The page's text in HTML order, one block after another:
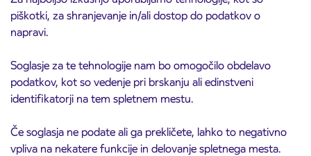
piškotki, za shranjevanje in/ali dostop do podatkov o
napravi.
Soglasje za te tehnologije nam bo omogočilo obdelavo
podatkov, kot so vedenje pri brskanju ali edinstveni
identifikatorji na tem spletnem mestu.
Če soglasja ne podate ali ga prekličete, lahko to negativno
vpliva na nekatere funkcije in delovanje spletnega mesta.
3. 8. 2026
Obvestilo o popolni zapori ceste
Kranj
Preberite objavo